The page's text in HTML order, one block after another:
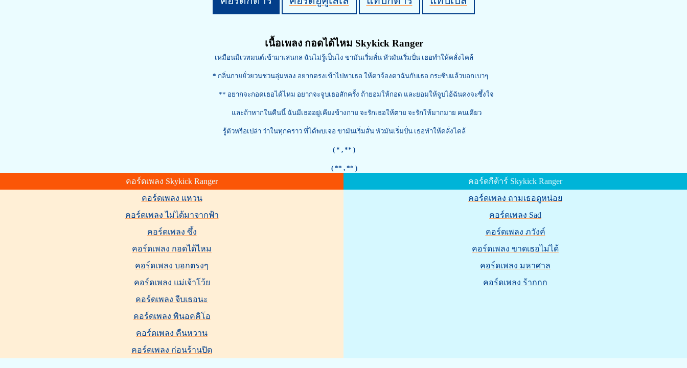
เนื้อเพลง กอดได้ไหม Skykick Ranger
เหมือนมีเวทมนต์เข้ามาเล่นกล ฉันไม่รู้เป็นไง ขามันเริ่มสั่น หัวมันเริ่มปั่น เธอทำให้คลั่งไคล้
* กลิ่นกายยั่วยวนชวนลุ่มหลง อยากตรงเข้าไปหาเธอ ให้ตาจ้องตาฉันกับเธอ กระซิบแล้วบอกเบาๆ
** อยากจะกอดเธอได้ไหม อยากจะจูบเธอสักครั้ง ถ้ายอมให้กอด และยอมให้จูบไอ้ฉันคงจะซึ้งใจ
และถ้าหากในคืนนี้ ฉันมีเธออยู่เคียงข้างกาย จะรักเธอให้ตาย จะรักให้มากมาย คนเดียว
รู้ตัวหรือเปล่า ว่าในทุกคราว ที่ได้พบเจอ ขามันเริ่มสั่น หัวมันเริ่มปั่น เธอทำให้คลั่งไคล้
( * , ** )
( ** , ** )
คอร์ดเพลง Skykick Ranger
คอร์ดเพลง แหวน
คอร์ดเพลง ไม่ได้มาจากฟ้า
คอร์ดเพลง ซึ้ง
คอร์ดเพลง กอดได้ไหม
คอร์ดเพลง บอกตรงๆ
คอร์ดเพลง แม่เจ้าโว้ย
คอร์ดเพลง จีบเธอนะ
คอร์ดเพลง พินอคคิโอ
คอร์ดเพลง คืนหวาน
คอร์ดเพลง ก่อนร้านปิด
คอร์ดกีต้าร์ Skykick Ranger
คอร์ดเพลง ถามเธอดูหน่อย
คอร์ดเพลง Sad
คอร์ดเพลง ภวังค์
คอร์ดเพลง ขาดเธอไม่ได้
คอร์ดเพลง มหาศาล
คอร์ดเพลง ร้ากกก